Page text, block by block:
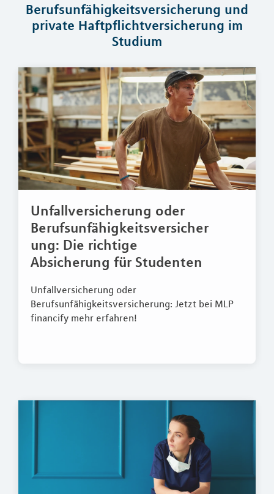
Berufsunfähigkeitsversicherung und
private Haftpflichtversicherung im
Studium
Unfallversicherung oder
Berufsunfähigkeitsversicher
ung: Die richtige
Absicherung für Studenten
Unfallversicherung oder
Berufsunfähigkeitsversicherung: Jetzt bei MLP
financify mehr erfahren!